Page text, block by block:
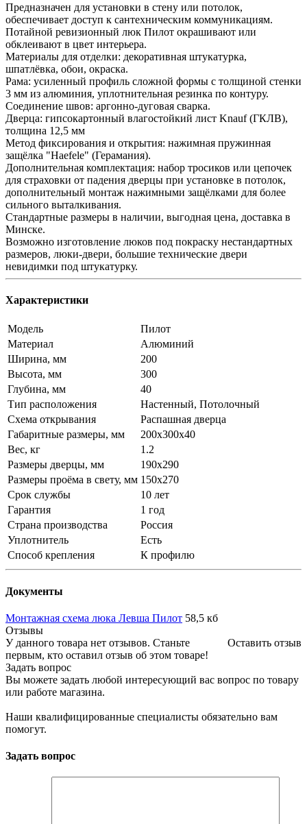
Предназначен для установки в стену или потолок,
обеспечивает доступ к сантехническим коммуникациям.
Потайной ревизионный люк Пилот окрашивают или
обклеивают в цвет интерьера.
Материалы для отделки: декоративная штукатурка,
шпатлёвка, обои, окраска.
Рама: усиленный профиль сложной формы с толщиной стенки
3 мм из алюминия, уплотнительная резинка по контуру.
Соединение швов: аргонно-дуговая сварка.
Дверца: гипсокартонный влагостойкий лист Knauf (ГКЛВ),
толщина 12,5 мм
Метод фиксирования и открытия: нажимная пружинная
защёлка "Haefele" (Герамания).
Дополнительная комплектация: набор тросиков или цепочек
для страховки от падения дверцы при установке в потолок,
дополнительный монтаж нажимными защёлками для более
сильного выталкивания.
Стандартные размеры в наличии, выгодная цена, доставка в
Минске.
Возможно изготовление люков под покраску нестандартных
размеров, люки-двери, большие технические двери
невидимки под штукатурку.
Характеристики
Модель
Пилот
Материал
Алюминий
Ширина, мм
200
Высота, мм
300
Глубина, мм
40
Тип расположения
Настенный, Потолочный
Схема открывания
Распашная дверца
Габаритные размеры, мм
200х300х40
Вес, кг
1.2
Размеры дверцы, мм
190х290
Размеры проёма в свету, мм 150х270
Срок службы
10 лет
Гарантия
1 год
Страна производства
Россия
Уплотнитель
Есть
Способ крепления
К профилю
Документы
Монтажная схема люка Левша Пилот 58,5 кб
Отзывы
Оставить отзыв
У данного товара нет отзывов. Станьте
первым, кто оставил отзыв об этом товаре!
Задать вопрос
Вы можете задать любой интересующий вас вопрос по товару
или работе магазина.
Наши квалифицированные специалисты обязательно вам
помогут.
Задать вопрос